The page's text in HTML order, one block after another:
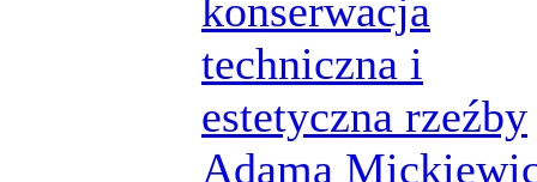
konserwacja
techniczna i
estetyczna rzeźby
Adama